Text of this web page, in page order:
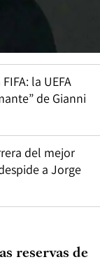
la UEFA
de Gianni
del mejor
a Jorge
reservas de